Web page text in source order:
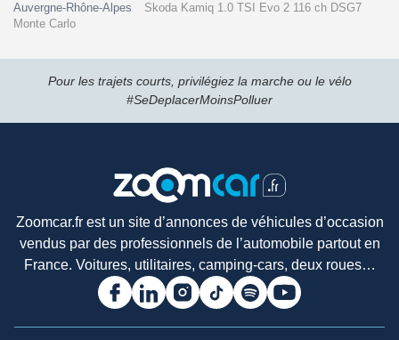
Auvergne-Rhône-Alpes
Skoda Kamiq 1.0 TSI Evo 2 116 ch DSG7
Monte Carlo
Pour les trajets courts, privilégiez la marche ou le vélo
#SeDeplacerMoinsPolluer
Zoomcar.fr est un site d’annonces de véhicules d’occasion
vendus par des professionnels de l’automobile partout en
France. Voitures, utilitaires, camping-cars, deux roues…